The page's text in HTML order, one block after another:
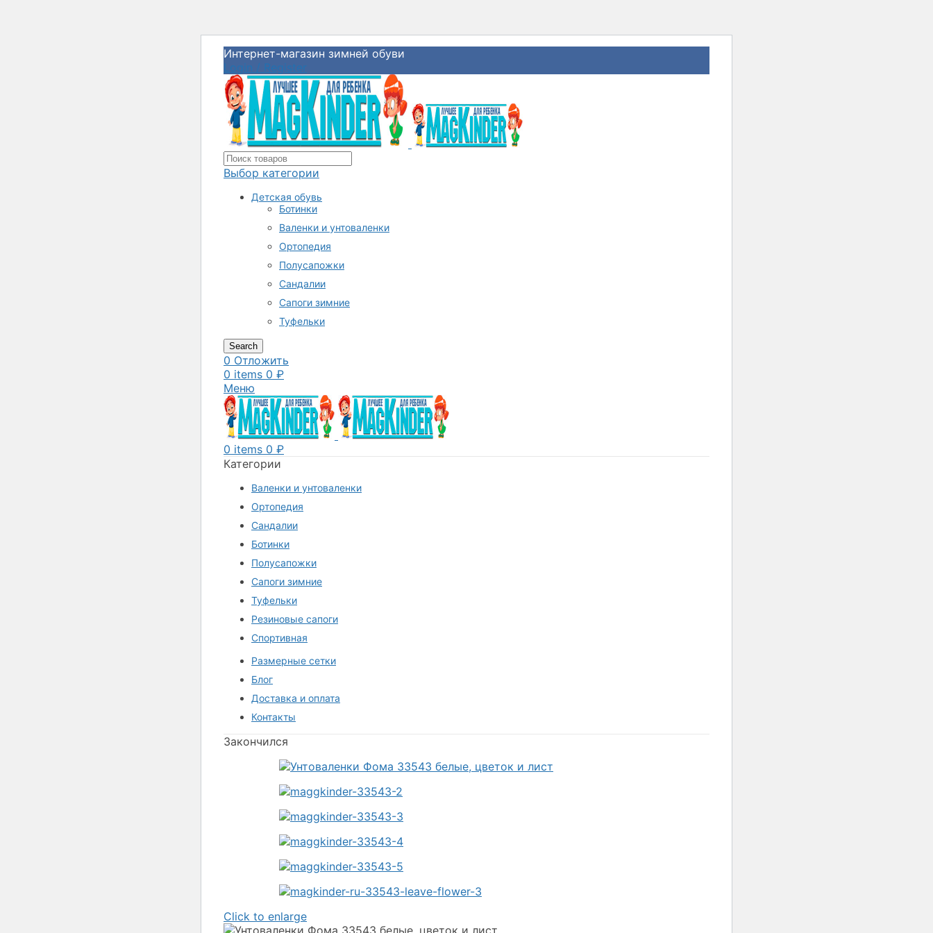
Интернет-магазин зимней обуви
Login / Register
Выбор категории
Детская обувь
Ботинки
Валенки и унтоваленки
Ортопедия
Полусапожки
Сандалии
Сапоги зимние
Туфельки
Search
0 Отложить
0 items 0 ₽
Меню
0 items 0 ₽
Категории
Валенки и унтоваленки
Ортопедия
Сандалии
Ботинки
Полусапожки
Сапоги зимние
Туфельки
Резиновые сапоги
Спортивная
Размерные сетки
Блог
Доставка и оплата
Контакты
Закончился
Click to enlarge